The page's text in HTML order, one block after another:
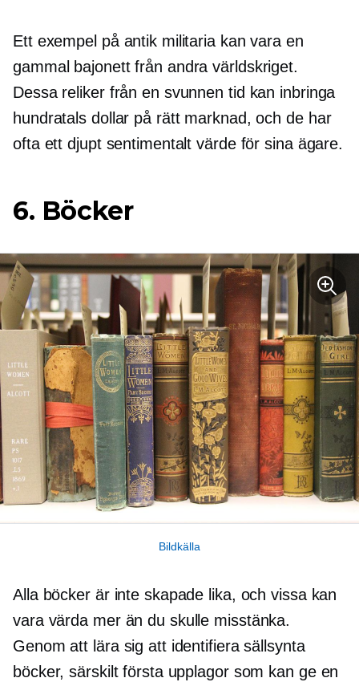
Ett exempel på antik militaria kan vara en
gammal bajonett från andra världskriget.
Dessa reliker från en svunnen tid kan inbringa
hundratals dollar på rätt marknad, och de har
ofta ett djupt sentimentalt värde för sina ägare.
6. Böcker
Bildkälla
Alla böcker är inte skapade lika, och vissa kan
vara värda mer än du skulle misstänka.
Genom att lära sig att identifiera sällsynta
böcker, särskilt första upplagor som kan ge en